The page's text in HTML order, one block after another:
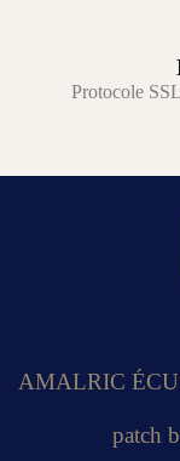
Protocole
AMALRIC
patch